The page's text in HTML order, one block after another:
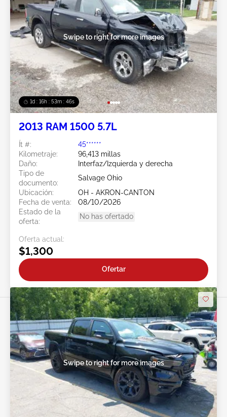
1d : 16h : 53m : 44s
Swipe to right for more images
2013 RAM 1500 5.7L
Ít #:
45******
Kilometraje:
96,413 millas
Daño:
Interfaz/Izquierda y derecha
Tipo de
documento:
Salvage Ohio
Ubicación:
OH - AKRON-CANTON
Fecha de venta:
08/10/2026
Estado de la
oferta:
No has ofertado
Oferta actual:
$1,300
Ofertar
Swipe to right for more images